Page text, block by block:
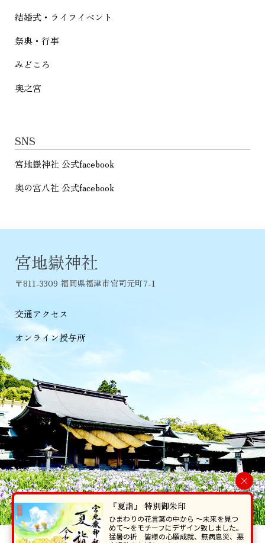
結婚式・ライフイベント
祭典・行事
みどころ
奥之宮
SNS
宮地嶽神社 公式facebook
奥の宮八社 公式facebook
宮地嶽神社
〒811-3309 福岡県福津市宮司元町7-1
交通アクセス
オンライン授与所
当ホームページで掲載の写真・イラスト等を無断で転写･複製することを
×
『夏詣』 特別御朱印
ひまわりの花言葉の中から 〜未来を見つ
めて〜をモチーフにデザイン致しました。
猛暑の折 皆様の心願成就、無病息災、悪